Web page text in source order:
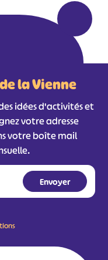
la Vienne
idées d'activités et
votre adresse
votre boîte mail